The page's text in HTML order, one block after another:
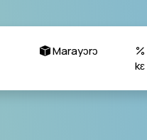
Marayɔrɔ
kɛ